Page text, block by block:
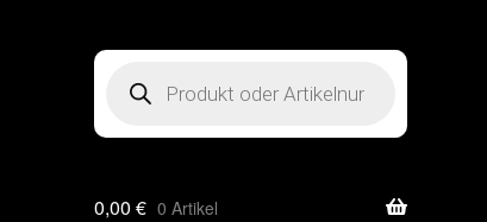
search
0,00 € 0 Artikel